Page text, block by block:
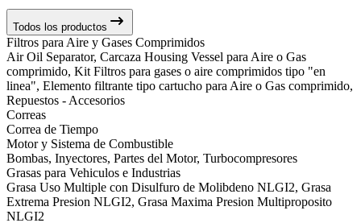
Todos los productos
Filtros para Aire y Gases Comprimidos
Air Oil Separator, Carcaza Housing Vessel para Aire o Gas
comprimido, Kit Filtros para gases o aire comprimidos tipo "en
linea", Elemento filtrante tipo cartucho para Aire o Gas comprimido,
Repuestos - Accesorios
Correas
Correa de Tiempo
Motor y Sistema de Combustible
Bombas, Inyectores, Partes del Motor, Turbocompresores
Grasas para Vehiculos e Industrias
Grasa Uso Multiple con Disulfuro de Molibdeno NLGI2, Grasa
Extrema Presion NLGI2, Grasa Maxima Presion Multiproposito
NLGI2